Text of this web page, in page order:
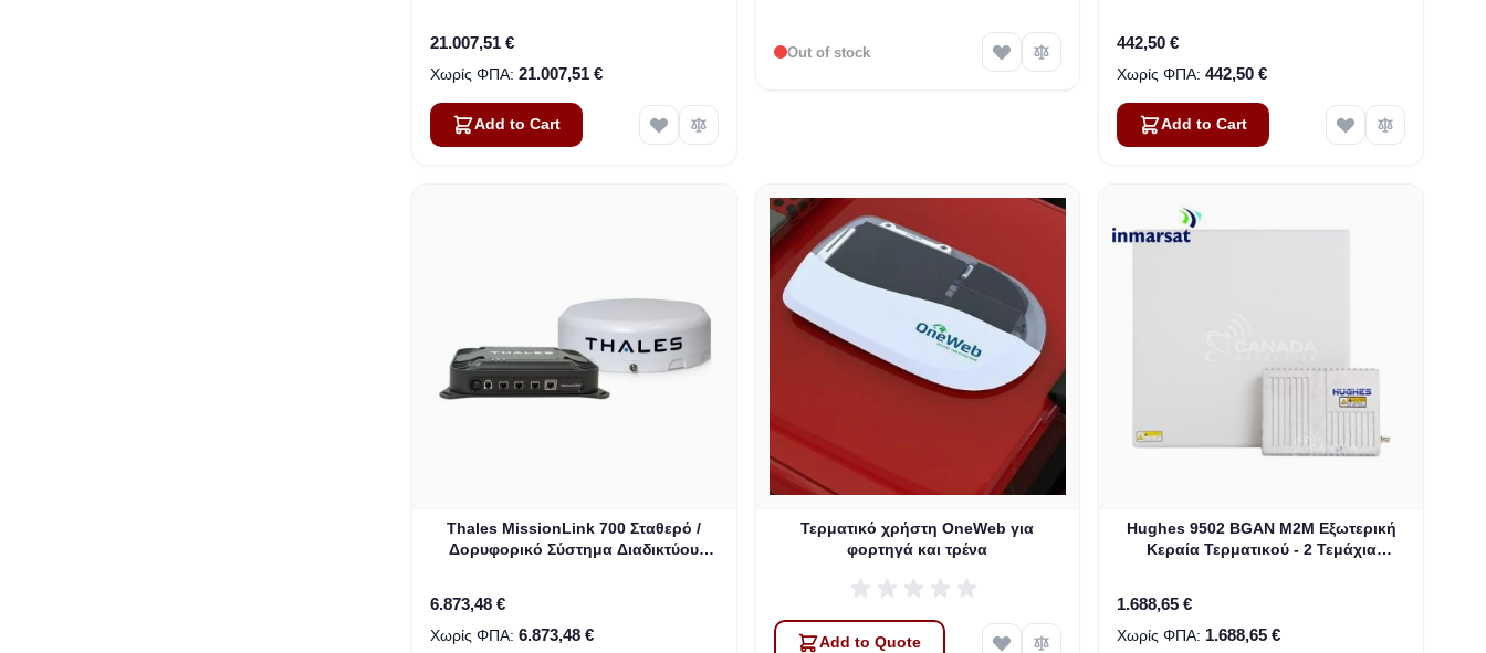
21.007,51 €
21.007,51 €
Add to Cart
Out of stock
442,50 €
442,50 €
Add to Cart
Thales MissionLink 700 Σταθερό /
Δορυφορικό Σύστημα Διαδικτύου
6.873,48 €
6.873,48 €
Τερματικό χρήστη OneWeb για
φορτηγά και τρένα
Add to Quote
Hughes 9502 BGAN M2M Εξωτερική
Κεραία Τερματικού - 2 Τεμάχια
1.688,65 €
1.688,65 €